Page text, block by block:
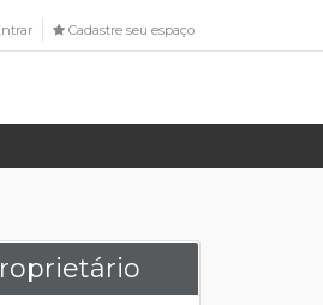
Cadastre seu espaço